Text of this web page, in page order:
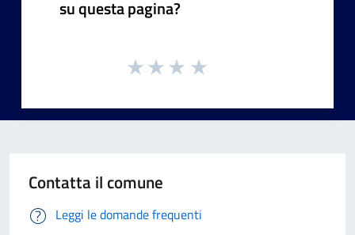
su questa pagina?
Contatta il comune
Leggi le domande frequenti